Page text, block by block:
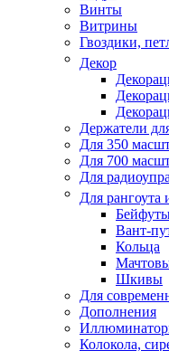
Винты
Витрины
Гвоздики,
Декор
Держатели
Для 350
Для 700
Для
Для рангоута
Вант-
Кольца
Шкивы
Для
Дополнения
Колокола,